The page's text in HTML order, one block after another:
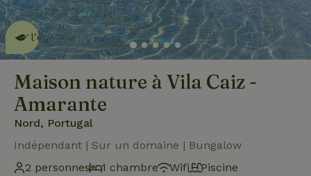
Cette Maison Nature fait de
l'effeten savoir plus
Maison nature à Vila Caiz -
Amarante
Nord, Portugal
Indépendant | Sur un domaine | Bungalow
2 personnes
1 chambre Wifi
Piscine